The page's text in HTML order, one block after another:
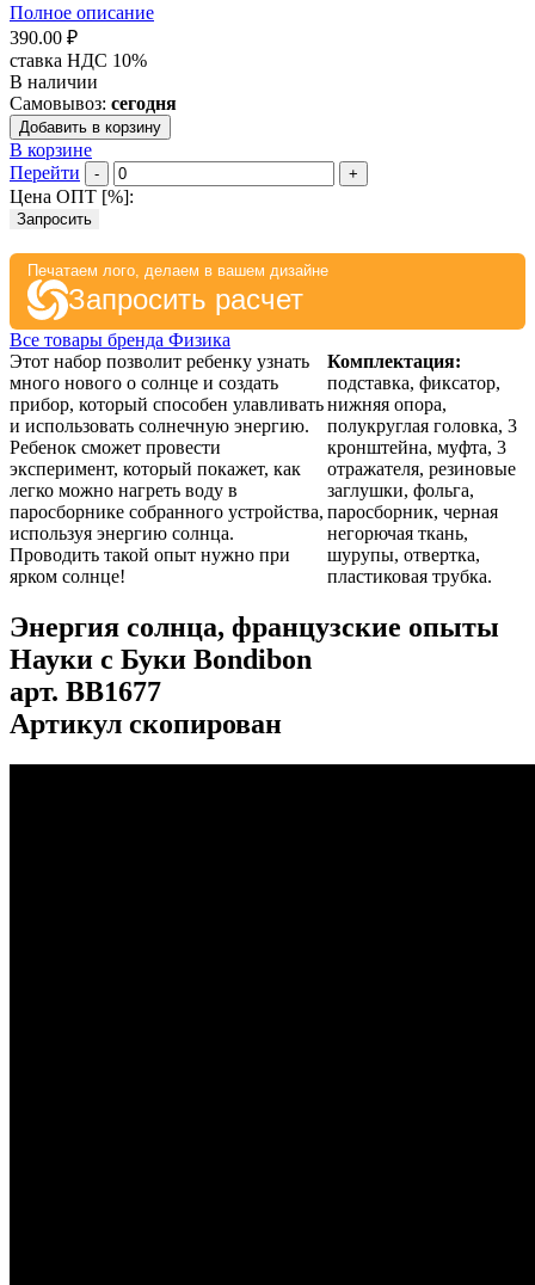
Полное описание
390.00 ₽
ставка НДС 10%
В наличии
Самовывоз: сегодня
Добавить в корзину
В корзине
Перейти
- +
Цена ОПТ [%]:
Запросить
Печатаем лого, делаем в вашем дизайне
Запросить расчет
Все товары бренда Физика
Этот набор позволит ребенку узнать
много нового о солнце и создать
прибор, который способен улавливать
и использовать солнечную энергию.
Ребенок сможет провести
эксперимент, который покажет, как
легко можно нагреть воду в
паросборнике собранного устройства,
используя энергию солнца.
Проводить такой опыт нужно при
ярком солнце!
Комплектация:
подставка, фиксатор,
нижняя опора,
полукруглая головка, 3
кронштейна, муфта, 3
отражателя, резиновые
заглушки, фольга,
паросборник, черная
негорючая ткань,
шурупы, отвертка,
пластиковая трубка.
Энергия солнца, французские опыты
Науки с Буки Bondibon
арт. BB1677
Артикул скопирован